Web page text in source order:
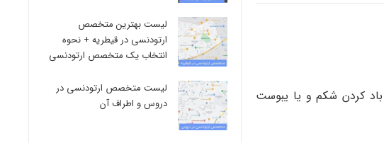
باد کردن شکم و یا یبوست
لیست بهترین متخصص
ارتودنسی در قیطریه + نحوه
انتخاب یک متخصص ارتودنسی
لیست متخصص ارتودنسی در
دروس و اطراف آن